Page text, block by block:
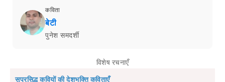
कविता
बेटी
पुनेश समदर्शी
विशेष रचनाएँ
सुप्रसिद्ध कवियों की देशभक्ति कविताएँ